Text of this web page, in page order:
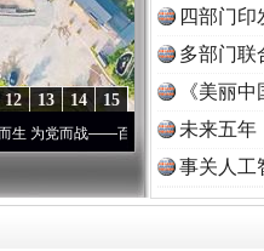
15
14
13
12
而战——百年“纪”事⑧加强纪律..·[视频]
读
四部门
多部门联
《美丽
未来五年
事关人工